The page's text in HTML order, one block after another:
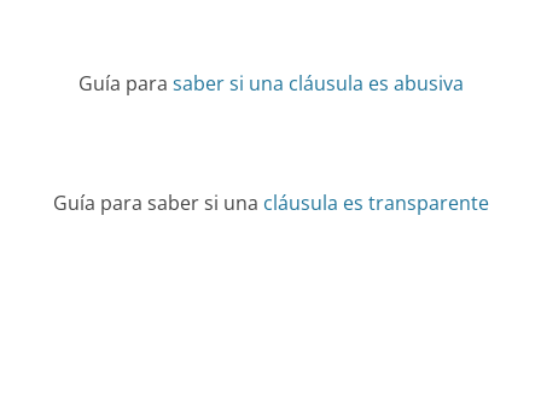
Guía para saber si una cláusula es abusiva
Guía para saber si una cláusula es transparente